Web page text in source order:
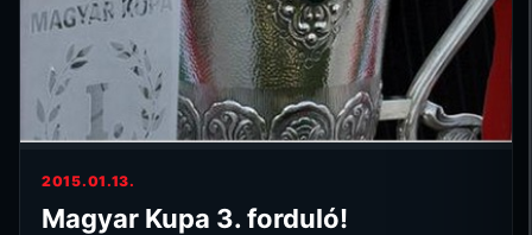
2015.01.13.
Magyar Kupa 3. forduló!